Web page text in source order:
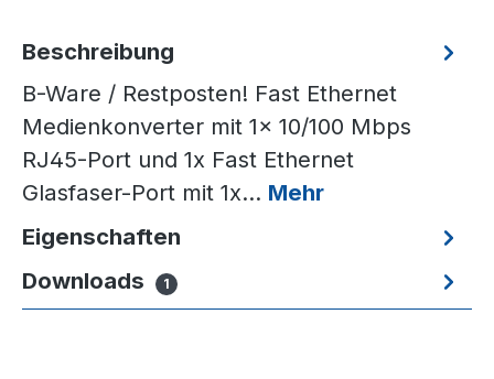
Beschreibung
B-Ware / Restposten! Fast Ethernet
Medienkonverter mit 1x 10/100 Mbps
RJ45-Port und 1x Fast Ethernet
Glasfaser-Port mit 1x… Mehr
Eigenschaften
Downloads
1